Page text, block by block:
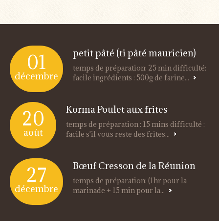
01
décembre
petit pâté (ti pâté mauricien)
temps de préparation: 25 min difficulté:
facile ingrédients : 500g de farine...
20
août
Korma Poulet aux frites
temps de préparation : 15 mins difficulté :
facile s'il vous reste des frites...
27
décembre
Bœuf Cresson de la Réunion
temps de préparation: (1hr pour la
marinade + 15 min pour la...